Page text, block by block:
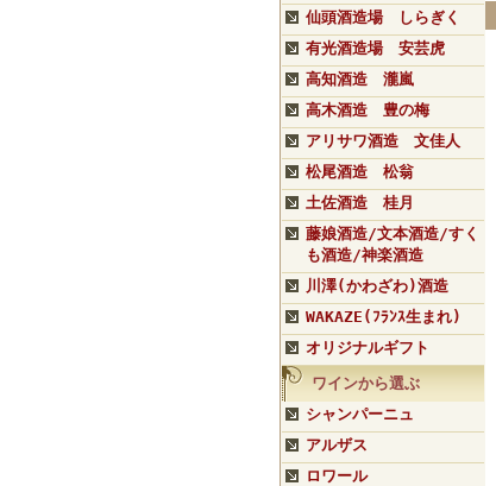
仙頭酒造場 しらぎく
有光酒造場 安芸虎
高知酒造 瀧嵐
高木酒造 豊の梅
アリサワ酒造 文佳人
松尾酒造 松翁
土佐酒造 桂月
藤娘酒造/文本酒造/すく
も酒造/神楽酒造
川澤(かわざわ)酒造
WAKAZE(ﾌﾗﾝｽ生まれ)
オリジナルギフト
ワインから選ぶ
シャンパーニュ
アルザス
ロワール